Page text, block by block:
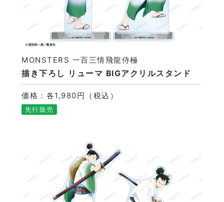
描き下ろし リューマ BIGアクリルスタンド
MONSTERS 一百三情飛龍侍極
価格：各1,980円（税込）
先行販売